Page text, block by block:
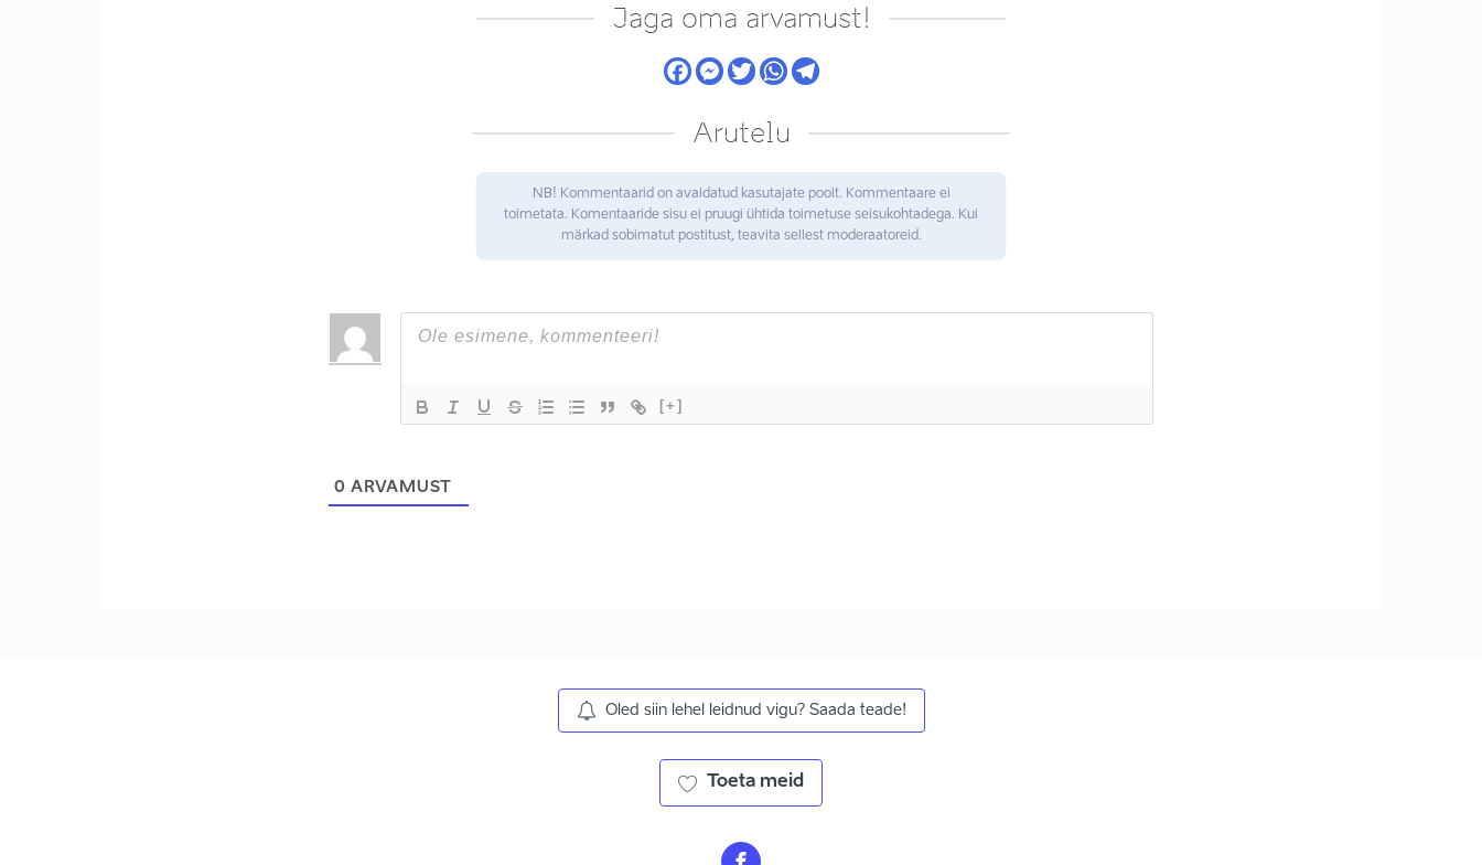
Jaga oma arvamust!
Arutelu
NB! Kommentaarid on avaldatud kasutajate poolt. Kommentaare ei
toimetata. Komentaaride sisu ei pruugi ühtida toimetuse seisukohtadega. Kui
märkad sobimatut postitust, teavita sellest moderaatoreid.
[+]
0 ARVAMUST
Oled siin lehel leidnud vigu? Saada teade!
Toeta meid